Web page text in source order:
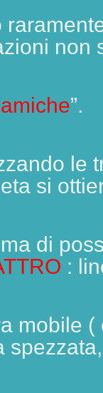
non
”.
le
si
di
:
mobile (